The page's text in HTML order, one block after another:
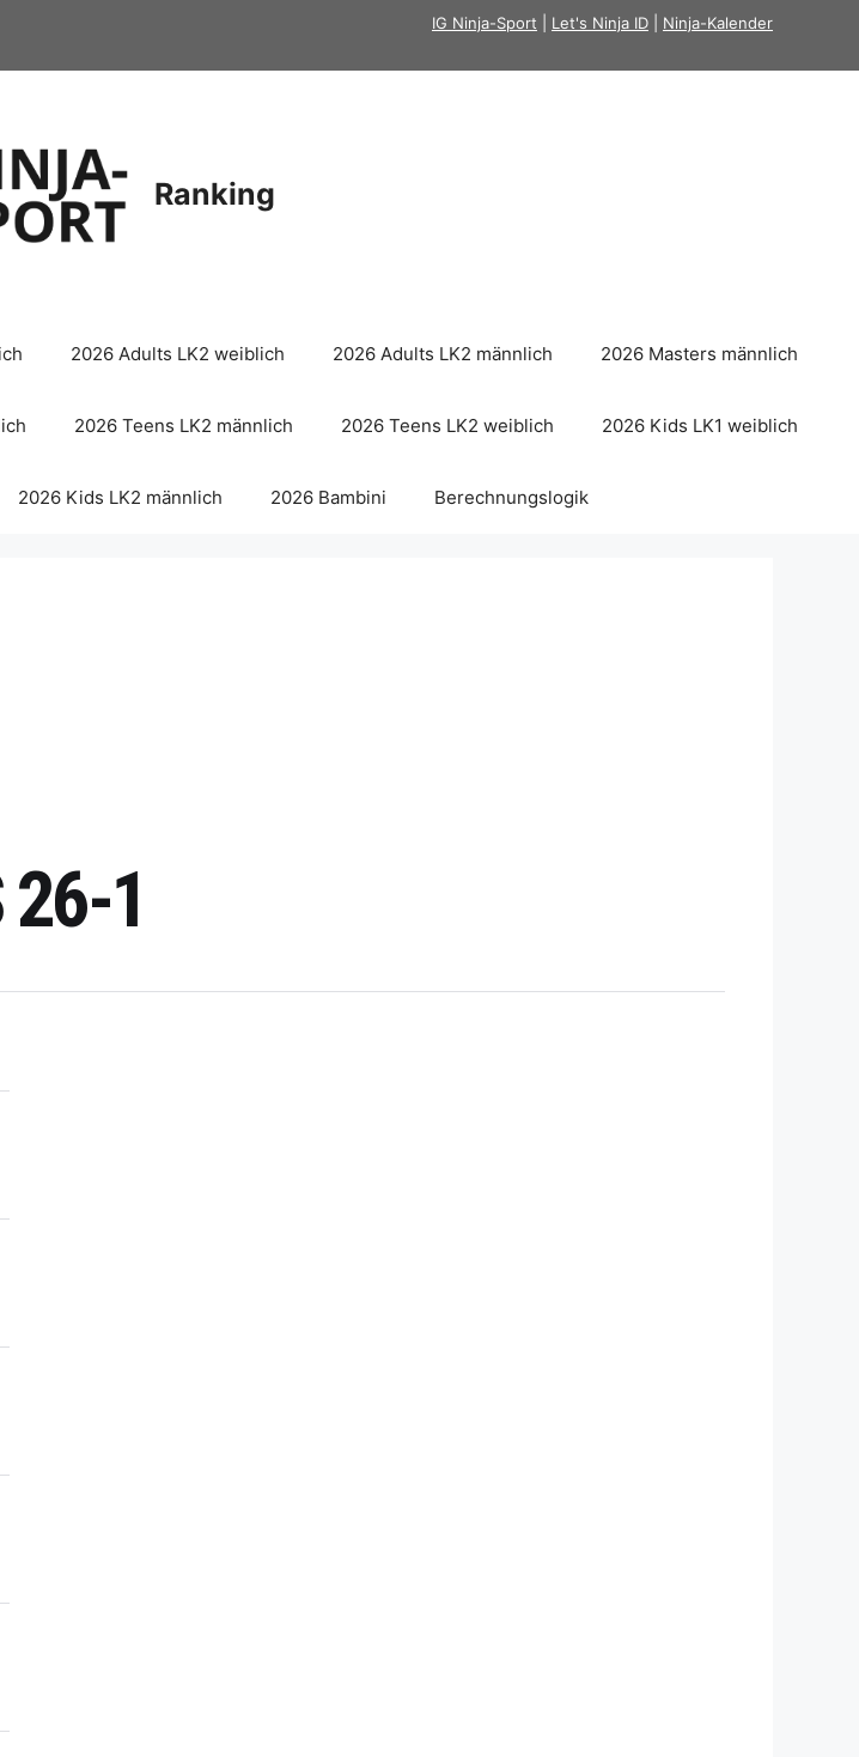
IG Ninja-Sport Let's Ninja ID Ninja-Kalender
Ranking
2026 Adults LK2 weiblich 2026 Adults LK2 männlich 2026 Masters männlich
2026 Teens LK2 männlich 2026 Teens LK2 weiblich 2026 Kids LK1 weiblich
2026 Kids LK2 männlich 2026 Bambini Berechnungslogik
1